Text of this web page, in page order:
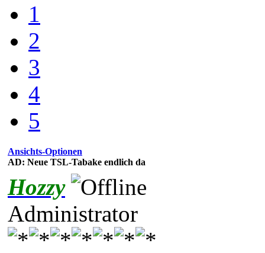
1
2
3
4
5
Ansichts-Optionen
AD: Neue TSL-Tabake endlich da
Hozzy
Administrator